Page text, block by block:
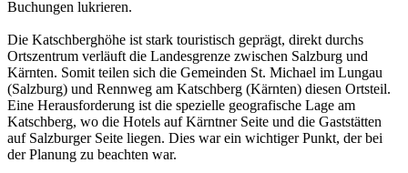
Buchungen lukrieren.
Die Katschberghöhe ist stark touristisch geprägt, direkt durchs
Ortszentrum verläuft die Landesgrenze zwischen Salzburg und
Kärnten. Somit teilen sich die Gemeinden St. Michael im Lungau
(Salzburg) und Rennweg am Katschberg (Kärnten) diesen Ortsteil.
Eine Herausforderung ist die spezielle geografische Lage am
Katschberg, wo die Hotels auf Kärntner Seite und die Gaststätten
auf Salzburger Seite liegen. Dies war ein wichtiger Punkt, der bei
der Planung zu beachten war.